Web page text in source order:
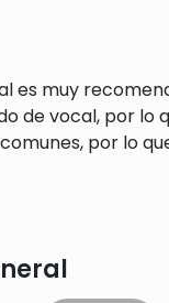
es muy
de vocal, por lo
por lo